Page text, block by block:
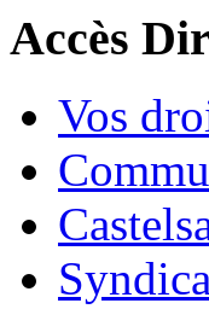
Accès
Vos